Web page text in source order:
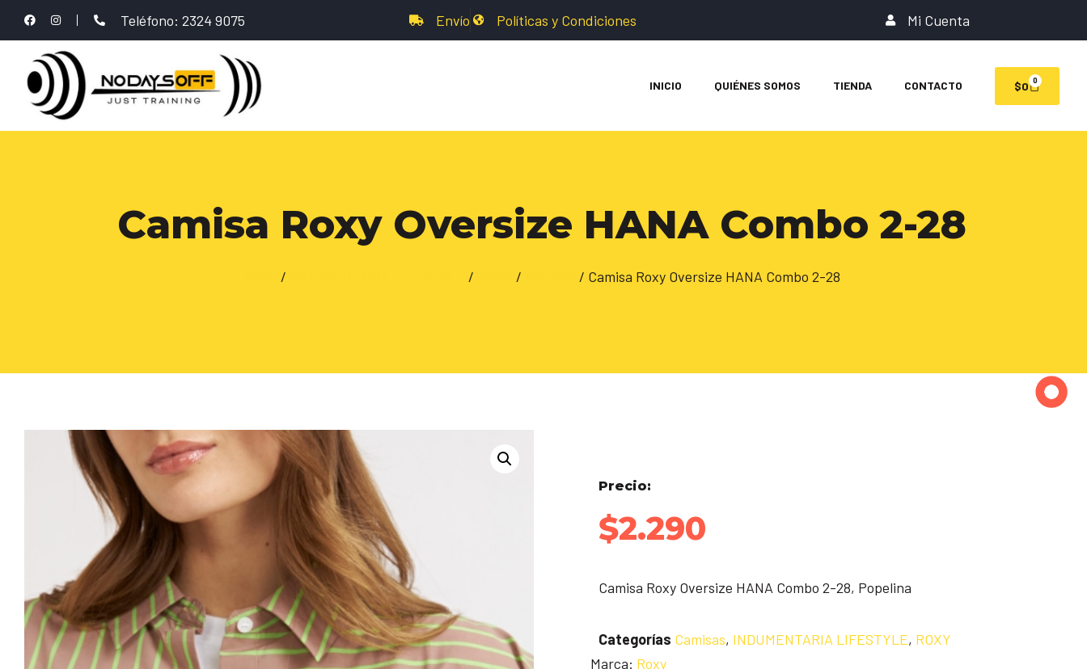
Teléfono: 2324 9075 Envío Políticas y Condiciones Mi Cuenta
INICIO QUIÉNES SOMOS TIENDA CONTACTO $0 0
Camisa Roxy Oversize HANA Combo 2-28
/ / / / Camisa Roxy Oversize HANA Combo 2-28
Precio:
$2.290
Camisa Roxy Oversize HANA Combo 2-28, Popelina
Categorías Camisas, INDUMENTARIA LIFESTYLE, ROXY
Marca: Roxy